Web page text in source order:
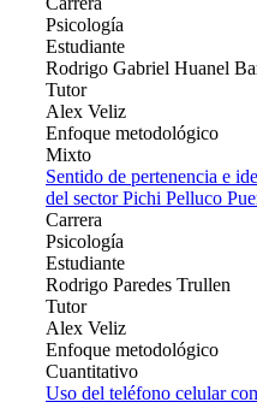
Psicología
Estudiante
Rodrigo Gabriel Huanel
Tutor
Alex Veliz
Enfoque metodológico
Mixto
Sentido de pertenencia e
del sector Pichi Pelluco
Carrera
Psicología
Estudiante
Rodrigo Paredes Trullen
Tutor
Alex Veliz
Enfoque metodológico
Cuantitativo
Uso del teléfono celular